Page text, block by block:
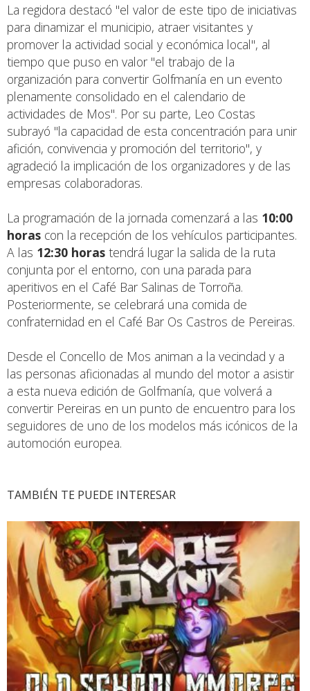
La regidora destacó "el valor de este tipo de iniciativas
para dinamizar el municipio, atraer visitantes y
promover la actividad social y económica local", al
tiempo que puso en valor "el trabajo de la
organización para convertir Golfmanía en un evento
plenamente consolidado en el calendario de
actividades de Mos". Por su parte, Leo Costas
subrayó "la capacidad de esta concentración para unir
afición, convivencia y promoción del territorio", y
agradeció la implicación de los organizadores y de las
empresas colaboradoras.
La programación de la jornada comenzará a las 10:00
horas con la recepción de los vehículos participantes.
A las 12:30 horas tendrá lugar la salida de la ruta
conjunta por el entorno, con una parada para
aperitivos en el Café Bar Salinas de Torroña.
Posteriormente, se celebrará una comida de
confraternidad en el Café Bar Os Castros de Pereiras.
Desde el Concello de Mos animan a la vecindad y a
las personas aficionadas al mundo del motor a asistir
a esta nueva edición de Golfmanía, que volverá a
convertir Pereiras en un punto de encuentro para los
seguidores de uno de los modelos más icónicos de la
automoción europea.
TAMBIÉN TE PUEDE INTERESAR